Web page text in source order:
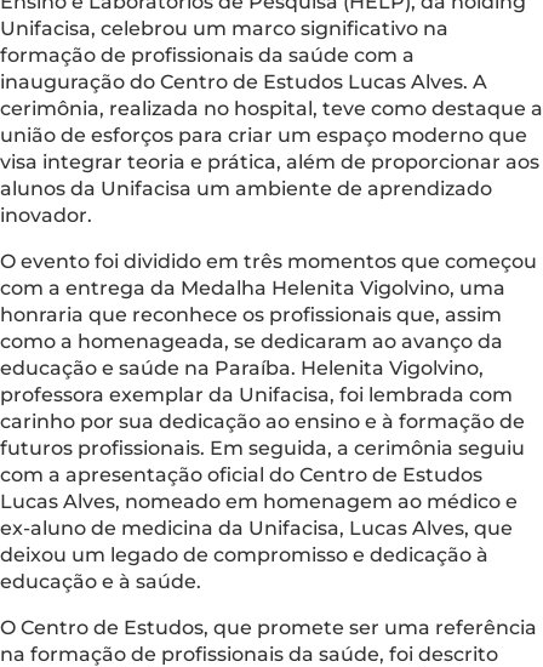
Unifacisa, celebrou um marco significativo na
formação de profissionais da saúde com a
inauguração do Centro de Estudos Lucas Alves. A
cerimônia, realizada no hospital, teve como destaque a
união de esforços para criar um espaço moderno que
visa integrar teoria e prática, além de proporcionar aos
alunos da Unifacisa um ambiente de aprendizado
inovador.
O evento foi dividido em três momentos que começou
com a entrega da Medalha Helenita Vigolvino, uma
honraria que reconhece os profissionais que, assim
como a homenageada, se dedicaram ao avanço da
educação e saúde na Paraíba. Helenita Vigolvino,
professora exemplar da Unifacisa, foi lembrada com
carinho por sua dedicação ao ensino e à formação de
futuros profissionais. Em seguida, a cerimônia seguiu
com a apresentação oficial do Centro de Estudos
Lucas Alves, nomeado em homenagem ao médico e
ex-aluno de medicina da Unifacisa, Lucas Alves, que
deixou um legado de compromisso e dedicação à
educação e à saúde.
O Centro de Estudos, que promete ser uma referência
na formação de profissionais da saúde, foi descrito